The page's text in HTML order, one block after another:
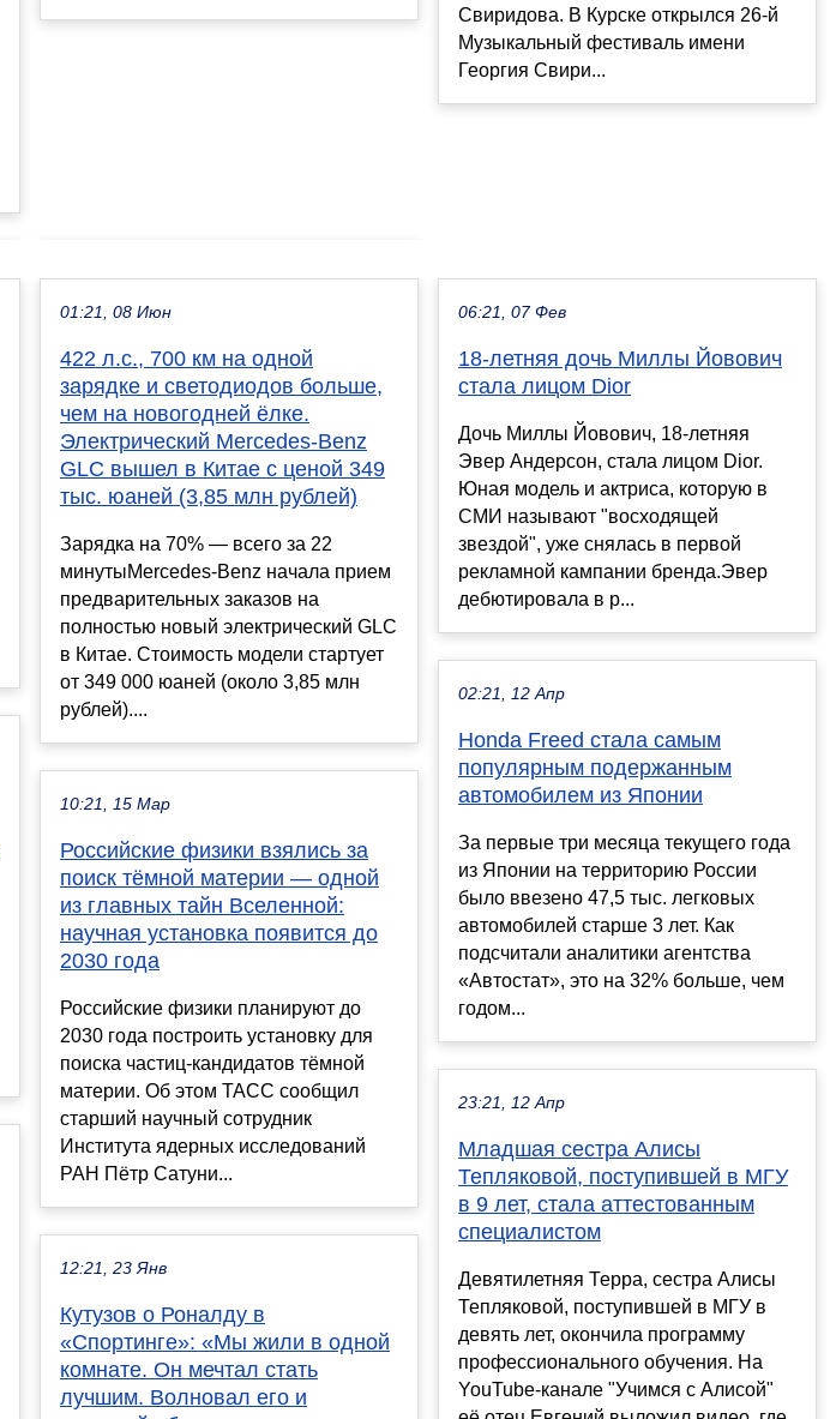
Свиридова. В Курске открылся 26-й
Музыкальный фестиваль имени
Георгия Свири...
01:21, 08 Июн
422 л.с., 700 км на одной
зарядке и светодиодов больше,
чем на новогодней ёлке.
Электрический Mercedes-Benz
GLC вышел в Китае с ценой 349
тыс. юаней (3,85 млн рублей)
Зарядка на 70% — всего за 22
минутыMercedes-Benz начала прием
предварительных заказов на
полностью новый электрический GLC
в Китае. Стоимость модели стартует
от 349 000 юаней (около 3,85 млн
рублей)....
10:21, 15 Мар
Российские физики взялись за
поиск тёмной материи — одной
из главных тайн Вселенной:
научная установка появится до
2030 года
Российские физики планируют до
2030 года построить установку для
поиска частиц-кандидатов тёмной
материи. Об этом ТАСС сообщил
старший научный сотрудник
Института ядерных исследований
РАН Пётр Сатуни...
12:21, 23 Янв
Кутузов о Роналду в
«Спортинге»: «Мы жили в одной
комнате. Он мечтал стать
лучшим. Волновал его и
06:21, 07 Фев
18-летняя дочь Миллы Йовович
стала лицом Dior
Дочь Миллы Йовович, 18-летняя
Эвер Андерсон, стала лицом Dior.
Юная модель и актриса, которую в
СМИ называют "восходящей
звездой", уже снялась в первой
рекламной кампании бренда.Эвер
дебютировала в р...
02:21, 12 Апр
Honda Freed стала самым
популярным подержанным
автомобилем из Японии
За первые три месяца текущего года
из Японии на территорию России
было ввезено 47,5 тыс. легковых
автомобилей старше 3 лет. Как
подсчитали аналитики агентства
«Автостат», это на 32% больше, чем
годом...
23:21, 12 Апр
Младшая сестра Алисы
Тепляковой, поступившей в МГУ
в 9 лет, стала аттестованным
специалистом
Девятилетняя Терра, сестра Алисы
Тепляковой, поступившей в МГУ в
девять лет, окончила программу
профессионального обучения. На
YouTube-канале "Учимся с Алисой"